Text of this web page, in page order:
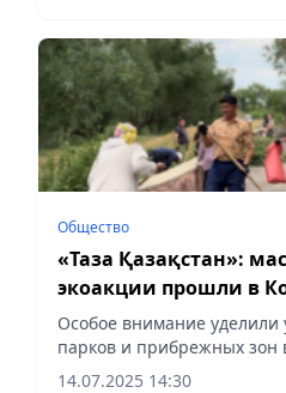
Общество
«Таза Қазақстан»:
экоакции прошли в
области
Особое внимание уделили
парков и прибрежных зон
сообщает Vecher.kz.
14.07.2025 14:30